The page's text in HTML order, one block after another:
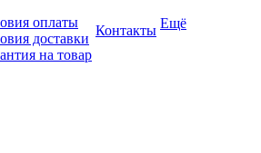
оплаты
доставки
на товар
Контакты Ещё